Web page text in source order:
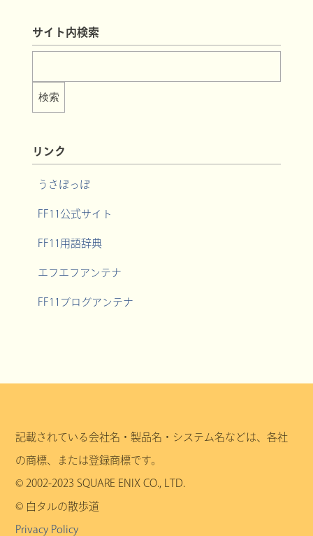
サイト内検索
リンク
うさぽっぽ
FF11公式サイト
FF11用語辞典
エフエフアンテナ
FF11ブログアンテナ
記載されている会社名・製品名・システム名などは、各社
の商標、または登録商標です。
© 2002-2023 SQUARE ENIX CO., LTD.
© 白タルの散歩道
Privacy Policy